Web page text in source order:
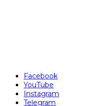
Facebook
YouTube
Instagram
Telegram